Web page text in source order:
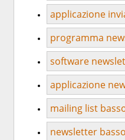
applicazione
programma
software
applicazione
mailing list
newsletter